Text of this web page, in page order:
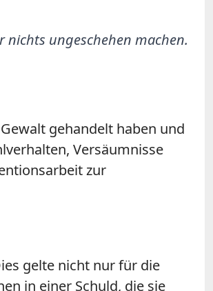
nichts ungeschehen machen.
gehandelt haben und
Versäumnisse
zur
gelte nicht nur für die
in einer Schuld, die sie